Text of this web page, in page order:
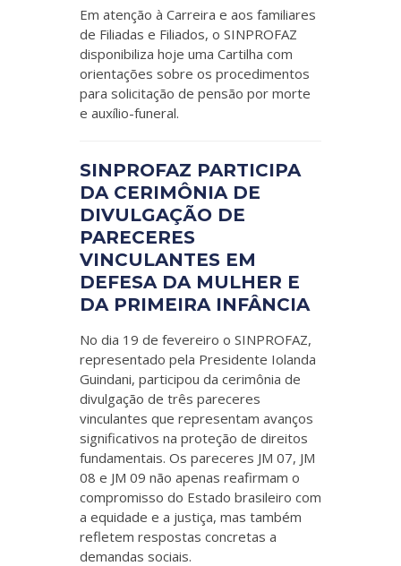
Em atenção à Carreira e aos familiares
de Filiadas e Filiados, o SINPROFAZ
disponibiliza hoje uma Cartilha com
orientações sobre os procedimentos
para solicitação de pensão por morte
e auxílio-funeral.
SINPROFAZ PARTICIPA
DA CERIMÔNIA DE
DIVULGAÇÃO DE
PARECERES
VINCULANTES EM
DEFESA DA MULHER E
DA PRIMEIRA INFÂNCIA
No dia 19 de fevereiro o SINPROFAZ,
representado pela Presidente Iolanda
Guindani, participou da cerimônia de
divulgação de três pareceres
vinculantes que representam avanços
significativos na proteção de direitos
fundamentais. Os pareceres JM 07, JM
08 e JM 09 não apenas reafirmam o
compromisso do Estado brasileiro com
a equidade e a justiça, mas também
refletem respostas concretas a
demandas sociais.